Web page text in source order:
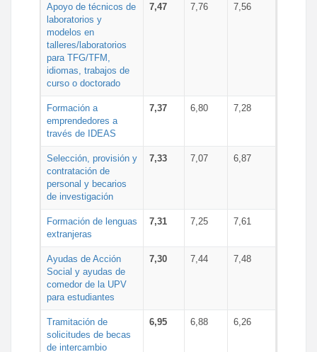
Apoyo de técnicos de
laboratorios y
modelos en
talleres/laboratorios
para TFG/TFM,
idiomas, trabajos de
curso o doctorado
7,47 7,76 7,56
Formación a
emprendedores a
través de IDEAS
7,37 6,80 7,28
Selección, provisión y
contratación de
personal y becarios
de investigación
7,33 7,07 6,87
Formación de lenguas
extranjeras
7,31 7,25 7,61
Ayudas de Acción
Social y ayudas de
comedor de la UPV
para estudiantes
7,30 7,44 7,48
Tramitación de
solicitudes de becas
de intercambio
6,95 6,88 6,26